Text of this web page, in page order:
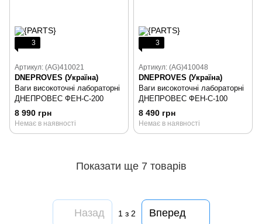
3
Артикул: (AG)410021
DNEPROVES (Україна)
Ваги високоточні лабораторні
ДНЕПРОВЕС ФЕН-С-200
8 990 грн
Немає в наявності
3
Артикул: (AG)410048
DNEPROVES (Україна)
Ваги високоточні лабораторні
ДНЕПРОВЕС ФЕН-С-100
8 490 грн
Немає в наявності
Показати ще 7 товарів
Назад 1 з 2 Вперед